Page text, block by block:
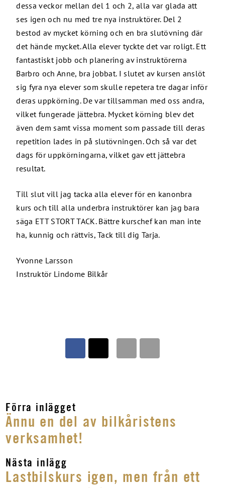
dessa veckor mellan del 1 och 2, alla var glada att
ses igen och nu med tre nya instruktörer. Del 2
bestod av mycket körning och en bra slutövning där
det hände mycket. Alla elever tyckte det var roligt. Ett
fantastiskt jobb och planering av instruktörerna
Barbro och Anne, bra jobbat. I slutet av kursen anslöt
sig fyra nya elever som skulle repetera tre dagar inför
deras uppkörning. De var tillsamman med oss andra,
vilket fungerade jättebra. Mycket körning blev det
även dem samt vissa moment som passade till deras
repetition lades in på slutövningen. Och så var det
dags för uppkörningarna, vilket gav ett jättebra
resultat.
Till slut vill jag tacka alla elever för en kanonbra
kurs och till alla underbra instruktörer kan jag bara
säga ETT STORT TACK. Bättre kurschef kan man inte
ha, kunnig och rättvis, Tack till dig Tarja.
Yvonne Larsson
Instruktör Lindome Bilkår
Förra inlägget
Ännu en del av bilkåristens
verksamhet!
Nästa inlägg
Lastbilskurs igen, men från ett